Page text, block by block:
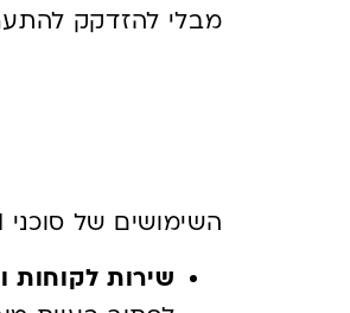
מבלי להזדקק
השימושים של סוכני AI בארגונים מגוונים ומתפרסים על פני תחומים רבים:
שירות לקוחות